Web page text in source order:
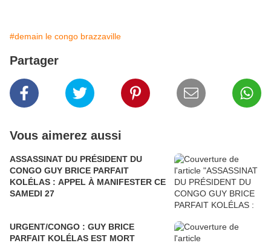
#demain le congo brazzaville
Partager
Vous aimerez aussi
ASSASSINAT DU PRÉSIDENT DU
CONGO GUY BRICE PARFAIT
KOLÉLAS : APPEL À MANIFESTER CE
SAMEDI 27
URGENT/CONGO : GUY BRICE
PARFAIT KOLÉLAS EST MORT